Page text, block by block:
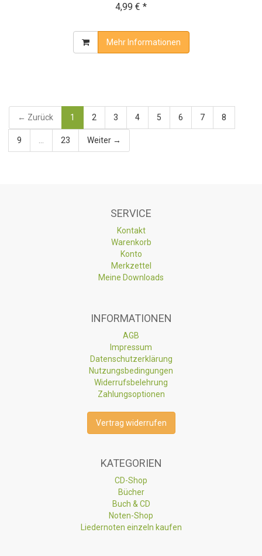
4,99 € *
Mehr Informationen
← Zurück 1 2 3 4 5 6 7 8
9 23 Weiter →
SERVICE
Kontakt
Warenkorb
Konto
Merkzettel
Meine Downloads
INFORMATIONEN
AGB
Impressum
Datenschutzerklärung
Nutzungsbedingungen
Widerrufsbelehrung
Zahlungsoptionen
Vertrag widerrufen
KATEGORIEN
CD-Shop
Bücher
Buch & CD
Noten-Shop
Liedernoten einzeln kaufen